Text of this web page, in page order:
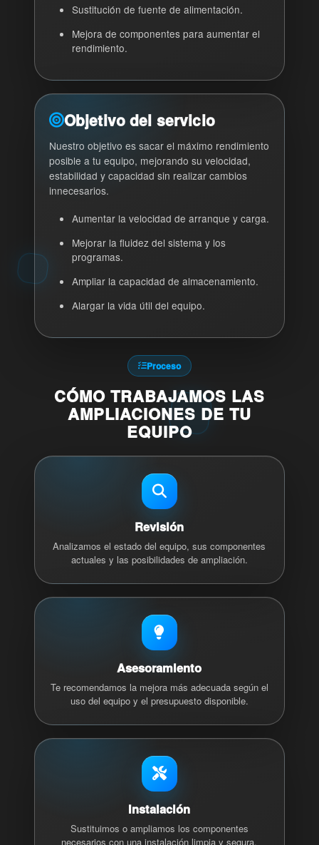
Sustitución de fuente de alimentación.
Mejora de componentes para aumentar el
rendimiento.
Objetivo del servicio
Nuestro objetivo es sacar el máximo rendimiento
posible a tu equipo, mejorando su velocidad,
estabilidad y capacidad sin realizar cambios
innecesarios.
Aumentar la velocidad de arranque y carga.
Mejorar la fluidez del sistema y los
programas.
Ampliar la capacidad de almacenamiento.
Alargar la vida útil del equipo.
Proceso
CÓMO TRABAJAMOS LAS
AMPLIACIONES DE TU
EQUIPO
Revisión
Analizamos el estado del equipo, sus componentes
actuales y las posibilidades de ampliación.
Asesoramiento
Te recomendamos la mejora más adecuada según el
uso del equipo y el presupuesto disponible.
Instalación
Sustituimos o ampliamos los componentes
necesarios con una instalación limpia y segura.